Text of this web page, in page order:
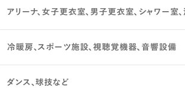
アリーナ、女子更衣室、男子更衣室、シャワー室
冷暖房、スポーツ施設、視聴覚機器、音響設備
ダンス、球技など